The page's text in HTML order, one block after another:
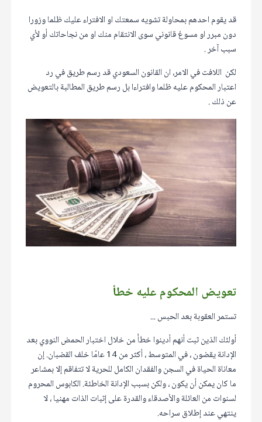
قد يقوم احدهم بمحاولة تشويه سمعتك او الافتراء عليك ظلما وزورا
دون مبرر او مسوغ قانوني سوى الانتقام منك او من نجاحاتك أو لأي
سبب آخر .
لكن اللافت في الامر، ان القانون السعودي قد رسم طريق في رد
اعتبار المحكوم عليه ظلما وافتراءا بل رسم طريق المطالبة بالتعويض
عن ذلك .
تعويض المحكوم عليه خطأ
تستمر العقوبة بعد الحبس ...
أولئك الذين ثبت أنهم أدينوا خطأً من خلال اختبار الحمض النووي بعد
الإدانة يقضون ، في المتوسط ​​، أكثر من 14 عامًا خلف القضبان. إن
معاناة الحياة في السجن والفقدان الكامل للحرية لا تتفاقم إلا بمشاعر
ما كان يمكن أن يكون ، ولكن بسبب الإدانة الخاطئة. الكابوس المحروم
لسنوات من العائلة والأصدقاء والقدرة على إثبات الذات مهنيا ، لا
ينتهي عند إطلاق سراحه.